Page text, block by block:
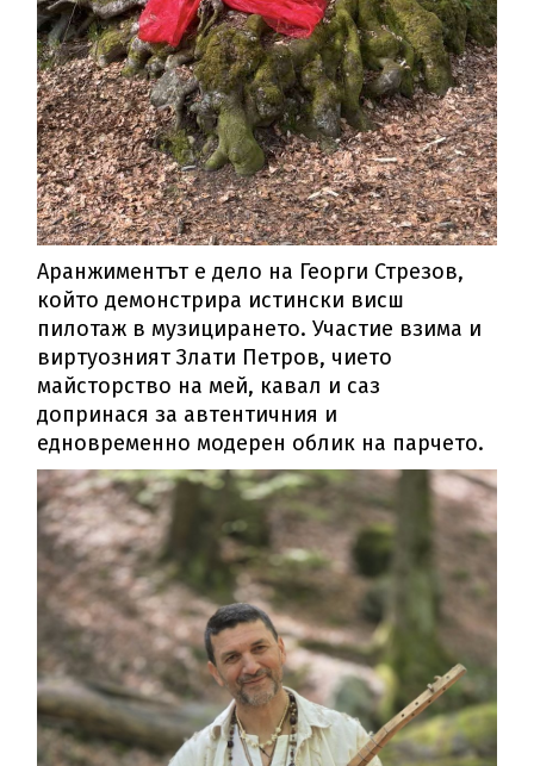
Аранжиментът е дело на Георги Стрезов,
който демонстрира истински висш
пилотаж в музицирането. Участие взима и
виртуозният Злати Петров, чието
майсторство на мей, кавал и саз
допринася за автентичния и
едновременно модерен облик на парчето.